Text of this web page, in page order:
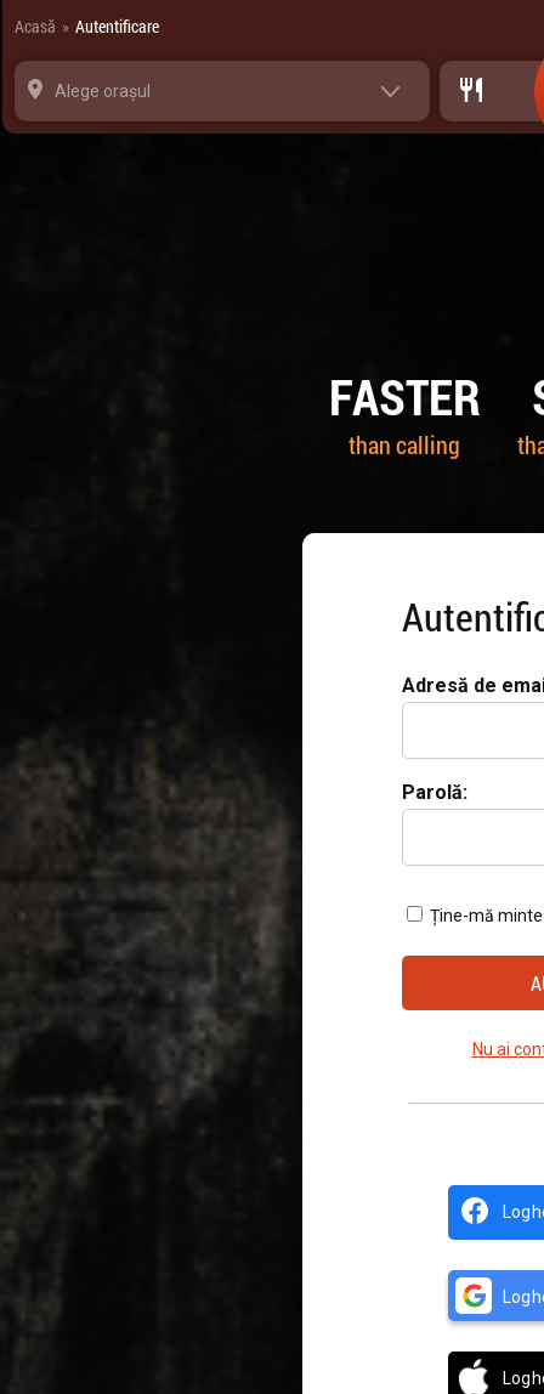
Acasă » Autentificare
Alege orașul
FASTER
than calling
Adresă de
Parolă:
Ține-mă minte
Nu ai